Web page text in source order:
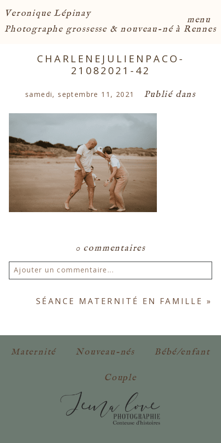
menu
Veronique Lépinay
Photographe grossesse & nouveau-né à Rennes
CHARLENEJULIENPACO-
21082021-42
samedi, septembre 11, 2021 Publié dans
0 commentaires
Ajouter un commentaire...
Votre email ne serajamais publié ou partagé.
SÉANCE MATERNITÉ EN FAMILLE »
Maternité Nouveau-nés Bébé/enfant
Couple